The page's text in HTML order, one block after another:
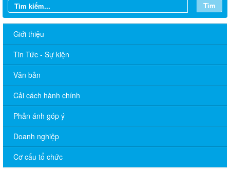
Tìm
Giới thiệu
Tin Tức - Sự kiện
Văn bản
Cải cách hành chính
Phản ánh góp ý
Doanh nghiệp
Cơ cấu tổ chức
Lịch làm việc của UBND xã Phú Lý từ ngày 24/11 đến ngày
28/11/2025
Lịch làm việc của UBND xã Phú Lý từ ngày 17/11 đến ngày
21/11/2025